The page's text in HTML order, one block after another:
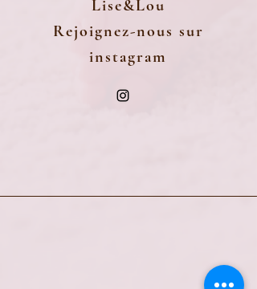
Lise&Lou
Rejoignez-nous sur
instagram